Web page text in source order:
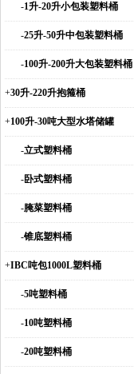
-1升-20升小包装塑料桶
-25升-50升中包装塑料桶
-100升-200升大包装塑料桶
+30升-220升抱箍桶
+100升-30吨大型水塔储罐
-立式塑料桶
-卧式塑料桶
-腌菜塑料桶
-锥底塑料桶
+IBC吨包1000L塑料桶
-5吨塑料桶
-10吨塑料桶
-20吨塑料桶